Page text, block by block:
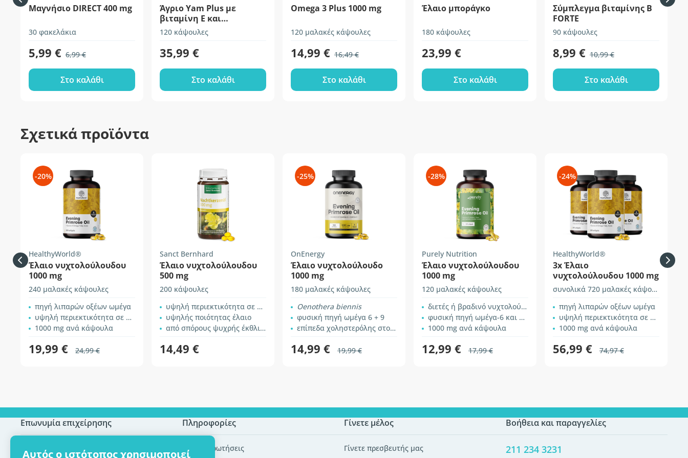
Αυτός ο ιστότοπος χρησιμοποιεί
Μαγνήσιο DIRECT 400 mg
30 φακελάκια
5,99 € 6,99 €
Στο καλάθι
Άγριο Yam Plus με
βιταμίνη Ε και
ψευδάργυρο
120 κάψουλες
35,99 €
Στο καλάθι
Omega 3 Plus 1000 mg
120 μαλακές κάψουλες
14,99 € 16,49 €
Στο καλάθι
Έλαιο μποράγκο
180 κάψουλες
23,99 €
Στο καλάθι
Σύμπλεγμα βιταμίνης Β
FORTE
90 κάψουλες
8,99 € 10,99 €
Στο καλάθι
Σχετικά προϊόντα
-20%
HealthyWorld®
Έλαιο νυχτολούλουδου
1000 mg
240 μαλακές κάψουλες
πηγή λιπαρών οξέων ωμέγα
υψηλή περιεκτικότητα σε GLA
1000 mg ανά κάψουλα
19,99 € 24,99 €
Sanct Bernhard
Έλαιο νυχτολούλουδου
500 mg
200 κάψουλες
υψηλή περιεκτικότητα σε GLA
υψηλής ποιότητας έλαιο
από σπόρους ψυχρής έκθλιψης
14,49 €
-25%
OnEnergy
Έλαιο νυχτολούλουδο
1000 mg
180 μαλακές κάψουλες
Oenothera biennis
φυσική πηγή ωμέγα 6 + 9
επίπεδα χοληστερόλης στο αίμα
14,99 € 19,99 €
-28%
Purely Nutrition
Έλαιο νυχτολούλουδου
1000 mg
120 μαλακές κάψουλες
διετές ή βραδινό νυχτολούλουδο
φυσική πηγή ωμέγα-6 και ωμέγα-9
1000 mg ανά κάψουλα
12,99 € 17,99 €
-24%
HealthyWorld®
3x Έλαιο
νυχτολούλουδου 1000 mg
συνολικά 720 μαλακές κάψουλες
πηγή λιπαρών οξέων ωμέγα
υψηλή περιεκτικότητα σε GLA
1000 mg ανά κάψουλα
56,99 € 74,97 €
Επωνυμία επιχείρησης
Πιστοποίηση ECO
Πληροφορίες
Συχνές ερωτήσεις
Γίνετε μέλος
Γίνετε πρεσβευτής μας
Βοήθεια και παραγγελίες
211 234 3231